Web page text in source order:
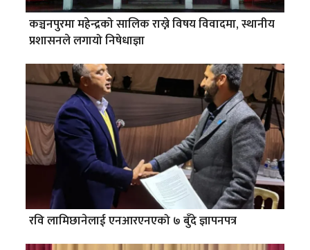
कञ्चनपुरमा महेन्द्रको सालिक राख्ने विषय विवादमा, स्थानीय
प्रशासनले लगायो निषेधाज्ञा
रवि लामिछानेलाई एनआरएनएको ७ बुँदे ज्ञापनपत्र